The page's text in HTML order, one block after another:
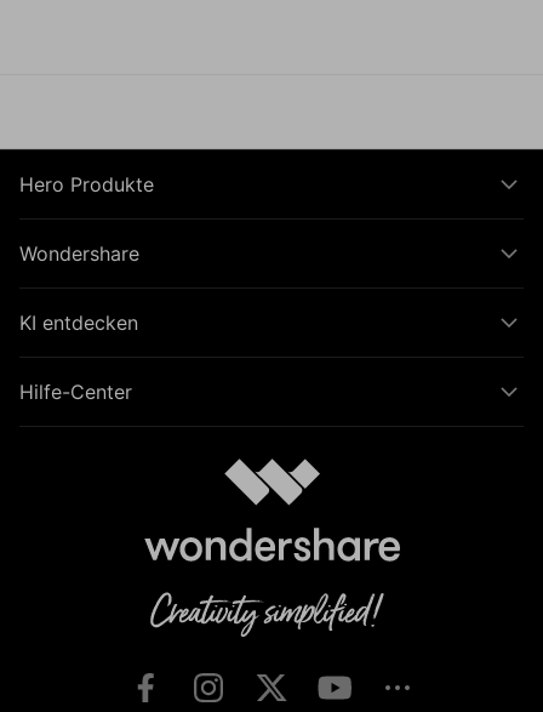
Hero Produkte
Wondershare
KI entdecken
Hilfe-Center